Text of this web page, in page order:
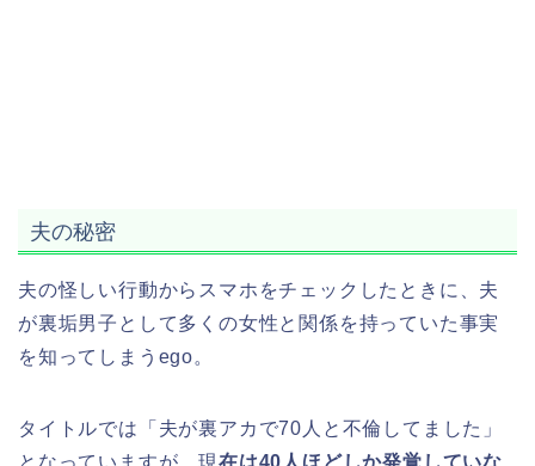
夫の秘密
夫の怪しい行動からスマホをチェックしたときに、夫
が裏垢男子として多くの女性と関係を持っていた事実
を知ってしまうego。
タイトルでは「夫が裏アカで70人と不倫してました」
となっていますが、現在は40人ほどしか発覚していな